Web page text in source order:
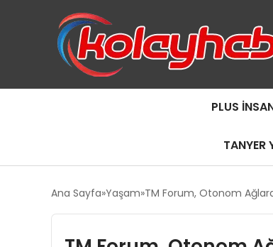
PLUS
TANYER
Ana Sayfa Yaşam TM Forum, Otonom